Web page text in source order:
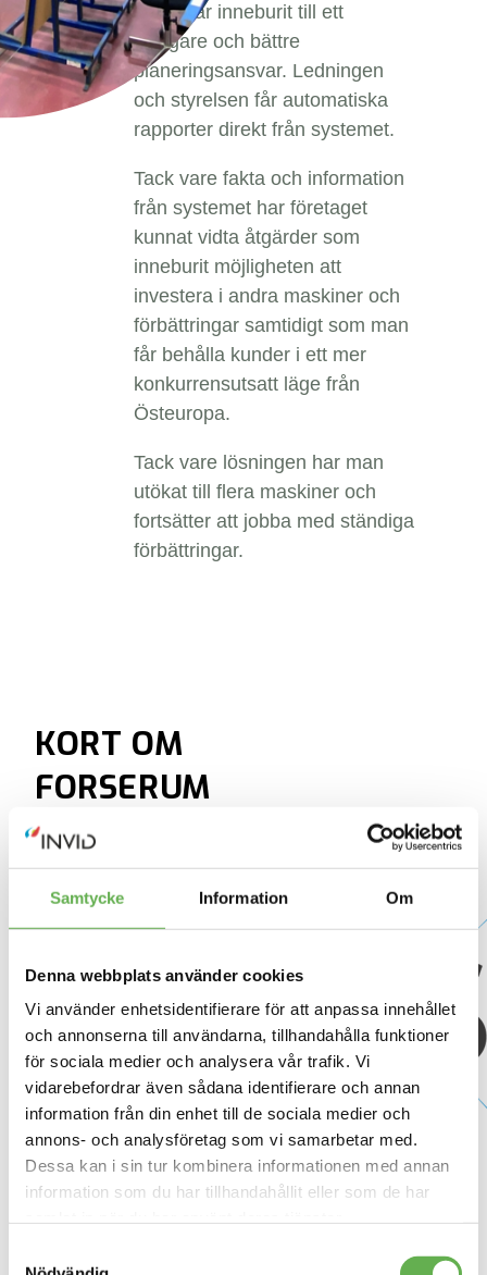
Samtycke Information Om
Denna webbplats använder cookies
Vi använder enhetsidentifierare för att anpassa innehållet
och annonserna till användarna, tillhandahålla funktioner
för sociala medier och analysera vår trafik. Vi
vidarebefordrar även sådana identifierare och annan
information från din enhet till de sociala medier och
annons- och analysföretag som vi samarbetar med.
Dessa kan i sin tur kombinera informationen med annan
information som du har tillhandahållit eller som de har
Läs mer om vår Integritetspolicy
vilket har inneburit till ett
tydligare och bättre
planeringsansvar. Ledningen
och styrelsen får automatiska
rapporter direkt från systemet.
Tack vare fakta och information
från systemet har företaget
kunnat vidta åtgärder som
inneburit möjligheten att
investera i andra maskiner och
förbättringar samtidigt som man
får behålla kunder i ett mer
konkurrensutsatt läge från
Östeuropa.
Tack vare lösningen har man
utökat till flera maskiner och
fortsätter att jobba med ständiga
förbättringar.
KORT OM
FORSERUM
SAFETY GLASS
Forserum Safety Glass AB
utvecklar och producerar
produkter av förädlat
planglas åt
tillverkningsindustrin samt
byggnads- och
anläggningsindustrin i
Norden, med fokus på
Sverige.
TILL FORSERUM